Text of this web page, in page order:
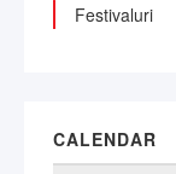
Festivaluri
CALENDAR